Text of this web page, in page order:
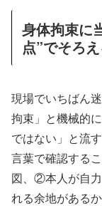
身体拘束に
点”でそろ
現場でいちばん
拘束」と機械的
ではない」と流す
言葉で確認する
図、②本人が自
れる余地がある